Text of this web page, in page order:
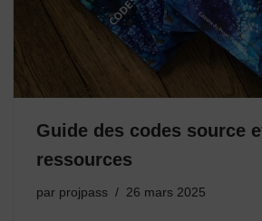
Guide des codes source
ressources
par projpass 26 mars 2025